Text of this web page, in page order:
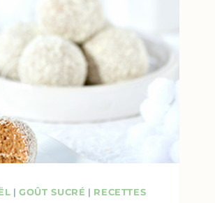
|GOÛT SUCRÉ | RECETTES